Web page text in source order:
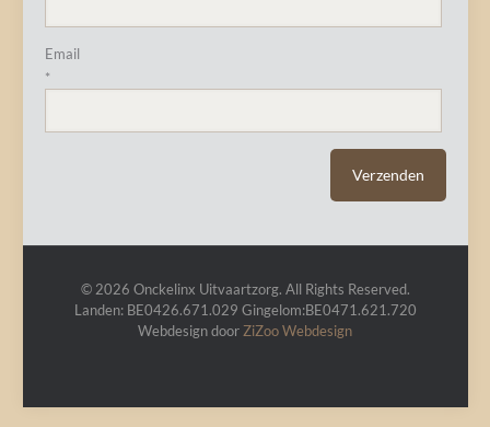
Email
*
© 2026 Onckelinx Uitvaartzorg. All Rights Reserved.
Landen: BE0426.671.029 Gingelom:BE0471.621.720
Webdesign door ZiZooWebdesign